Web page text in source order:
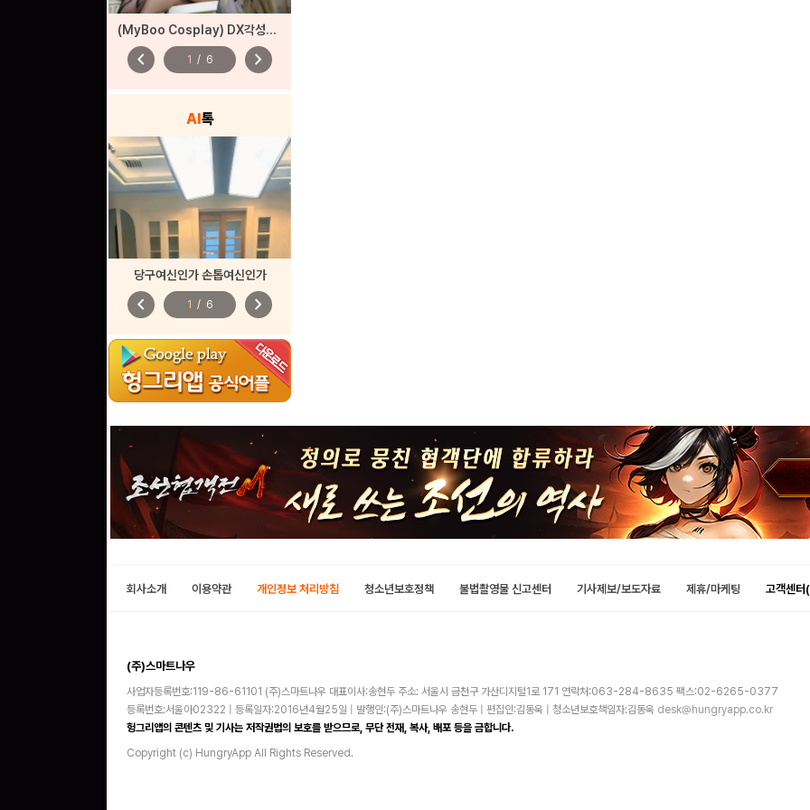
(MyBoo Cosplay) DX각성자들 드래곤 각성
chevron_left 1 / 6 chevron_right
AI톡
당구여신인가 손톱여신인가
chevron_left 1 / 6 chevron_right
회사소개 이용약관 개인정보 처리방침 청소년보호정책 불법촬영물 신고센터 기사제보/보도자료 제휴/마케팅 고객센
(주)스마트나우
사업자등록번호:119-86-61101 (주)스마트나우 대표이사:송현두 주소: 서울시 금천구 가산디지털1로 171 연락처:063-284-8635 팩스:02-6265-0377
등록번호:서울아02322 | 등록일자:2016년4월25일 | 발행인:(주)스마트나우 송현두 | 편집인:김동욱 | 청소년보호책임자:김동욱 desk@hungryapp.co.kr
헝그리앱의 콘텐츠 및 기사는 저작권법의 보호를 받으므로, 무단 전재, 복사, 배포 등을 금합니다.
Copyright (c) HungryApp All Rights Reserved.